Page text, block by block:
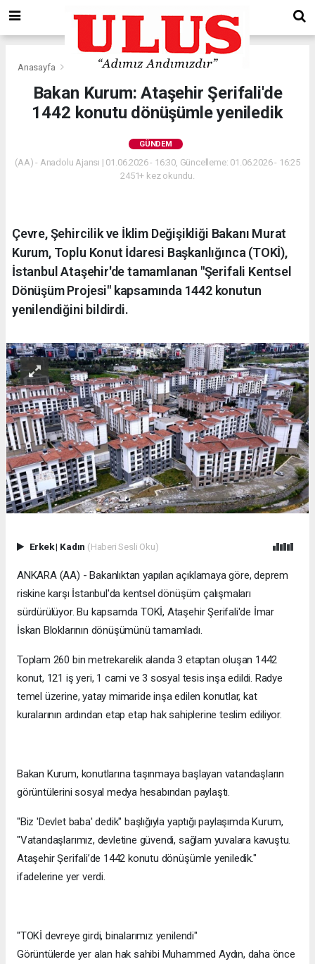
Anasayfa Gündem
Bakan Kurum: Ataşehir Şerifali'de
1442 konutu dönüşümle yeniledik
GÜNDEM
(AA) - Anadolu Ajansı | 01.06.2026 - 16:30, Güncelleme: 01.06.2026 - 16:25
2451+ kez okundu.
Çevre, Şehircilik ve İklim Değişikliği Bakanı Murat
Kurum, Toplu Konut İdaresi Başkanlığınca (TOKİ),
İstanbul Ataşehir'de tamamlanan "Şerifali Kentsel
Dönüşüm Projesi" kapsamında 1442 konutun
yenilendiğini bildirdi.
Erkek| Kadın (Haberi Sesli Oku)
ANKARA (AA) - Bakanlıktan yapılan açıklamaya göre, deprem
riskine karşı İstanbul'da kentsel dönüşüm çalışmaları
sürdürülüyor. Bu kapsamda TOKİ, Ataşehir Şerifali'de İmar
İskan Bloklarının dönüşümünü tamamladı.
Toplam 260 bin metrekarelik alanda 3 etaptan oluşan 1442
konut, 121 iş yeri, 1 cami ve 3 sosyal tesis inşa edildi. Radye
temel üzerine, yatay mimaride inşa edilen konutlar, kat
kuralarının ardından etap etap hak sahiplerine teslim ediliyor.
Bakan Kurum, konutlarına taşınmaya başlayan vatandaşların
görüntülerini sosyal medya hesabından paylaştı.
"Biz 'Devlet baba' dedik" başlığıyla yaptığı paylaşımda Kurum,
"Vatandaşlarımız, devletine güvendi, sağlam yuvalara kavuştu.
Ataşehir Şerifali’de 1442 konutu dönüşümle yeniledik."
ifadelerine yer verdi.
"TOKİ devreye girdi, binalarımız yenilendi"
Görüntülerde yer alan hak sahibi Muhammed Aydın, daha önce